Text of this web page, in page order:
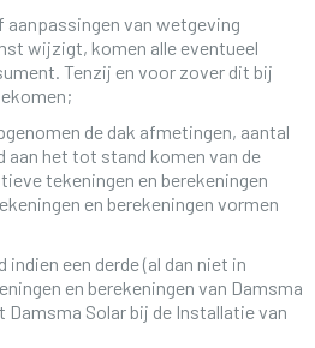
van wetgeving
wijzigt, komen alle eventueel
Tenzij en voor zover dit bij
de dak afmetingen, aantal
aan het tot stand komen van de
tekeningen en berekeningen
en berekeningen vormen
een derde (al dan niet in
en berekeningen van Damsma
Solar bij de Installatie van